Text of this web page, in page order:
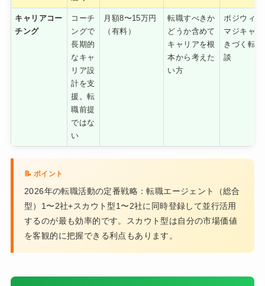
キャリアコー
チング
コーチ
ングで
長期的
なキャ
リア設
計を支
援。転
職前提
ではな
い
月額8〜15万円
（有料）
転職すべきか
どうか含めて
キャリアを根
本から考えた
い方
ポジウィル
マジキャリ
きづく転
談
2026年の転職活動の定番戦略：転職エージェント（総合
型）1〜2社+スカウト型1〜2社に同時登録して並行活用
するのが最も効率的です。スカウト型は自分の市場価値
を客観的に把握できる利点もあります。